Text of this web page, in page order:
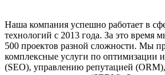
Наша компания успешно работает в
технологий с 2013 года. За это время
500 проектов разной сложности. Мы
комплексные услуги по оптимизации
(SEO), управлению репутацией